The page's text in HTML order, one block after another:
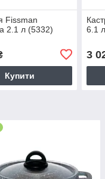
Fissman
2.1 л (5332)
Купити
6.1
3